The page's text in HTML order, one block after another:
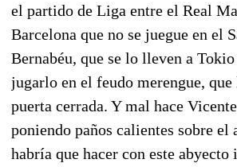
el partido de Liga entre el Real
Barcelona que no se juegue en el
Bernabéu, que se lo lleven a
jugarlo en el feudo merengue, que
puerta cerrada. Y mal hace
poniendo paños calientes sobre el
habría que hacer con este